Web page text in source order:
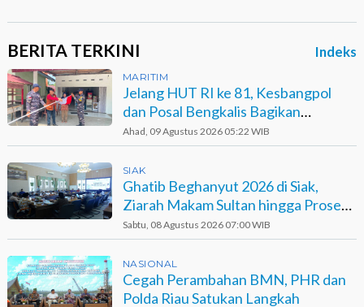
BERITA TERKINI Indeks
MARITIM
Jelang HUT RI ke 81, Kesbangpol
dan Posal Bengkalis Bagikan
Bendera ke Warga Pesisir
Ahad, 09 Agustus 2026 05:22 WIB
SIAK
Ghatib Beghanyut 2026 di Siak,
Ziarah Makam Sultan hingga Prosesi
di Sungai
Sabtu, 08 Agustus 2026 07:00 WIB
NASIONAL
Cegah Perambahan BMN, PHR dan
Polda Riau Satukan Langkah